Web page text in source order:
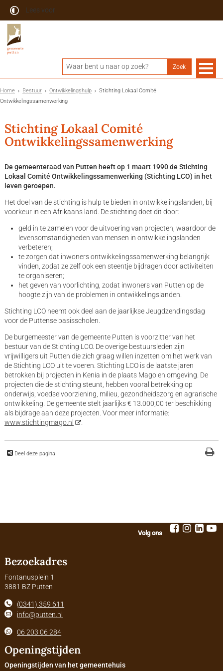
Lees voor
Home Bestuur Ontwikkelingshulp
Stichting Lokaal Comité
Ontwikkelingssamenwerking
Stichting Lokaal Comité
Ontwikkelingssamenwerking
De gemeenteraad van Putten heeft op 1 maart 1990 de Stichting
Lokaal Comité Ontwikkelings­samenwerking (Stichting LCO) in het
leven geroepen.
Het doel van de stichting is hulp te bieden in ontwikkelingslanden, bij
voorkeur in een Afrikaans land. De stichting doet dit door:
geld in te zamelen voor de uitvoering van projecten, waardoor de
levensomstandigheden van mensen in ontwikkelingslanden
verbeteren;
te zorgen dat inwoners ontwikkelingssamenwerking belangrijk
vinden, zodat ze zelf ook een steentje bijdragen door activiteiten
te organiseren;
het geven van voorlichting, zodat inwoners van Putten op de
hoogte zijn van de problemen in ontwikkelingslanden.
Stichting LCO neemt ook deel aan de jaarlijkse Jeugdzendingsdag
voor de Puttense basisscholen.
De burgemeester van de gemeente Putten is voorzitter van het
bestuur van de Stichting LCO. De overige bestuursleden zijn
vrijwilligers uit Putten die zich graag willen inzetten om het werk van
de Stichting LCO uit te voeren. Stichting LCO is de laatste jaren
betrokken bij projecten in Kenia in de plaats Mago en omgeving. De
projecten die de stichting steunt, hebben vooral betrekking op
onderwijs, voedselvoorziening, milieu, gezondheidszorg en agrarische
ontwikkeling. De gemeente stelt jaarlijks € 13.000,00 ter beschikking
als bijdrage aan deze projecten. Voor meer informatie:
www.stichtingmago.nl
.
Deel deze pagina
Volg ons
Bezoekadres
Fontanusplein 1
3881 BZ Putten
(0341) 359 611
info@putten.nl
06 203 06 284
Openingstijden
Openingstijden van het gemeentehuis